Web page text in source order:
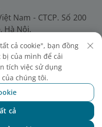
Nam - CTCP. Số 200
Hà Nội.
Fax: (+84-24)
nghiệp, mã số
ký lần đầu ngày
đổi lần thứ 10 ngày
Thành phố Hà Nội.
cả cookie", bạn đồng
của mình để cải
tích việc sử dụng
chúng tôi.
cả